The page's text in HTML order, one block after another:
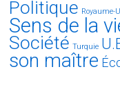
Politique Royaume-
Sens de la
Société Turquie
son maître